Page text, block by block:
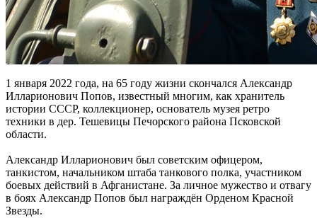
1 января 2022 года, на 65 году жизни скончался Александр
Илларионович Попов, известный многим, как хранитель
истории СССР, коллекционер, основатель музея ретро
техники в дер. Тешевицы Печорского района Псковской
области.
Александр Илларионович был советским офицером,
танкистом, начальником штаба танкового полка, участником
боевых действий в Афганистане. За личное мужество и отвагу
в боях Александр Попов был награждён Орденом Красной
Звезды.